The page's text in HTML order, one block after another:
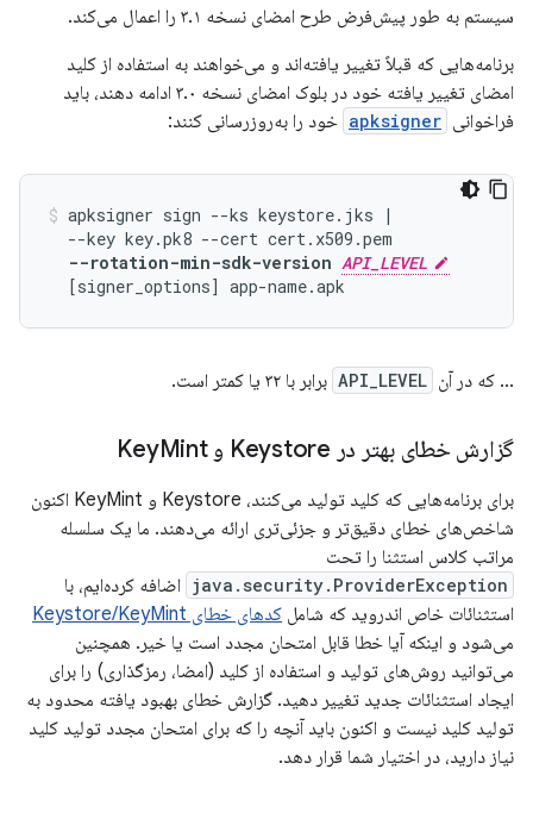
سیستم به طور پیش‌فرض طرح امضای نسخه ۳.۱ را اعمال می‌کند.
برنامه‌هایی که قبلاً تغییر یافته‌اند و می‌خواهند به استفاده از کلید
امضای تغییر یافته خود در بلوک امضای نسخه ۳.۰ ادامه دهند، باید
فراخوانی apksigner خود را به‌روزرسانی کنند:
apksigner sign --ks keystore.jks |
  --key key.pk8 --cert cert.x509.pem
--rotation-min-sdk-version API_LEVEL
... که در آن API_LEVEL برابر با ۳۲ یا کمتر است.
گزارش خطای بهتر در Keystore و Key Mint
برای برنامه‌هایی که کلید تولید می‌کنند، Keystore و KeyMint اکنون
شاخص‌های خطای دقیق‌تر و جزئی‌تری ارائه می‌دهند. ما یک سلسله
مراتب کلاس استثنا را تحت
java.security.ProviderException اضافه کرده‌ایم، با
استثنائات خاص اندروید که شامل کدهای خطای Keystore/KeyMint
می‌شود و اینکه آیا خطا قابل امتحان مجدد است یا خیر. همچنین
می‌توانید روش‌های تولید و استفاده از کلید (امضا، رمزگذاری) را برای
ایجاد استثنائات جدید تغییر دهید. گزارش خطای بهبود یافته محدود به
تولید کلید نیست و اکنون باید آنچه را که برای امتحان مجدد تولید کلید
نیاز دارید، در اختیار شما قرار دهد.